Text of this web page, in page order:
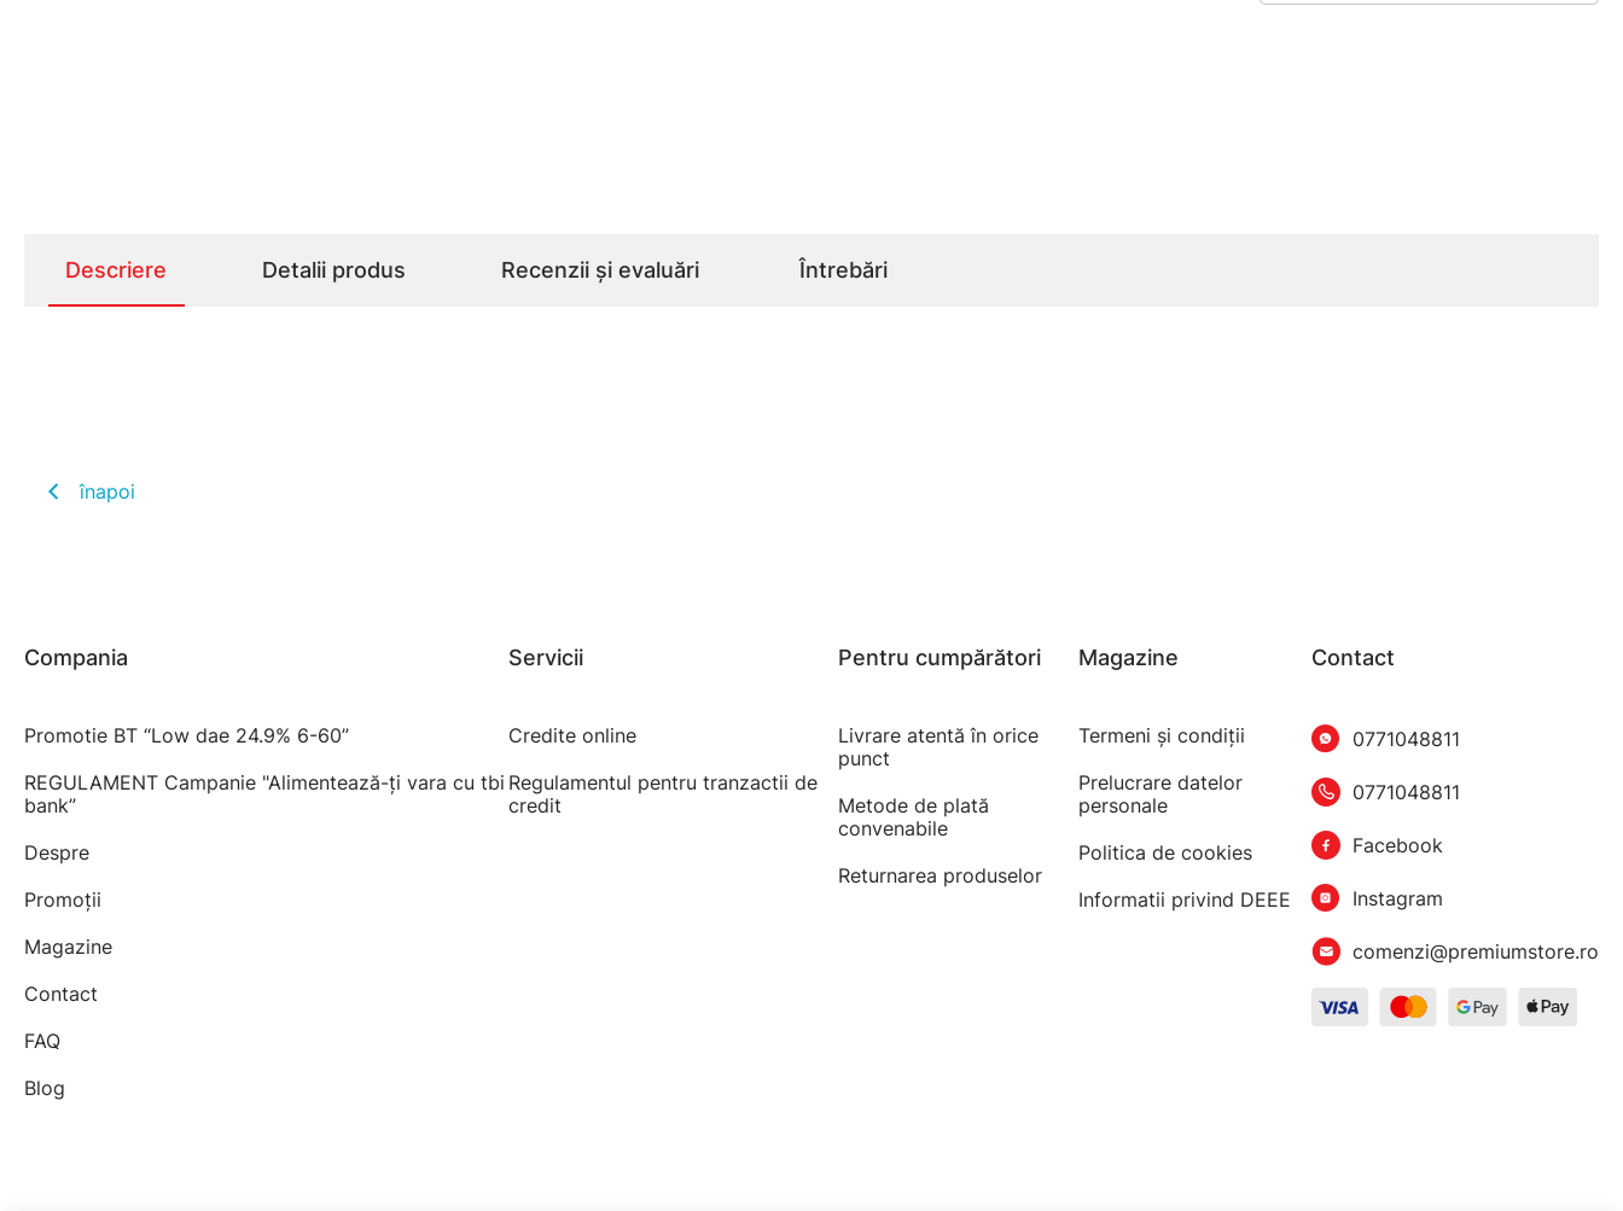
Descriere Detalii produs Recenzii și evaluări Întrebări
înapoi
Compania
Promotie BT “Low dae 24.9% 6-60”
REGULAMENT Campanie "Alimentează-ți vara cu tbi
bank”
Despre
Promoții
Magazine
Contact
FAQ
Blog
Servicii
Credite online
Regulamentul pentru tranzactii de
credit
Pentru cumpărători
Livrare atentă în orice
punct
Metode de plată
convenabile
Returnarea produselor
Magazine
Termeni şi condiţii
Prelucrare datelor
personale
Politica de cookies
Informatii privind DEEE
Contact
0771048811
0771048811
Facebook
Instagram
comenzi@premiumstore.ro